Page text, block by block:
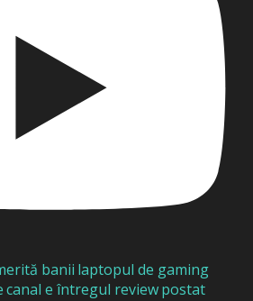
banii laptopul de gaming
canal e întregul review postat